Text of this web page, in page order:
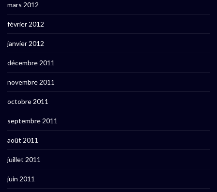
mars 2012
février 2012
janvier 2012
décembre 2011
novembre 2011
octobre 2011
septembre 2011
août 2011
juillet 2011
juin 2011